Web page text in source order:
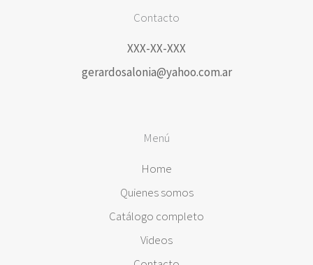
Contacto
XXX-XX-XXX
gerardosalonia@yahoo.com.ar
Menú
Home
Quienes somos
Catálogo completo
Videos